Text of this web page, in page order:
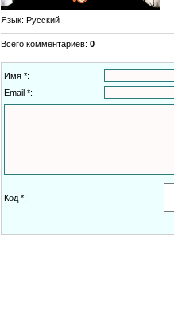
Язык: Русский
Всего комментариев: 0
Имя *:
Email *:
Код *: